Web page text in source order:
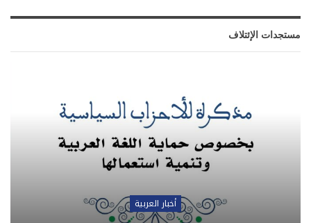
مستجدات الإئتلاف
أخبار العربية